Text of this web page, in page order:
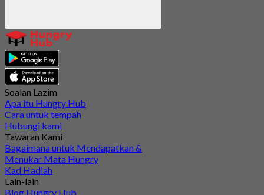
Soalan Lazim
Apa itu Hungry Hub
Cara untuk tempah
Hubungi kami
Tawaran Kami
Bagaimana untuk Mendapatkan &
Menukar Mata Hungry
Kad Hadiah
Lain-lain
Blog Hungry Hub